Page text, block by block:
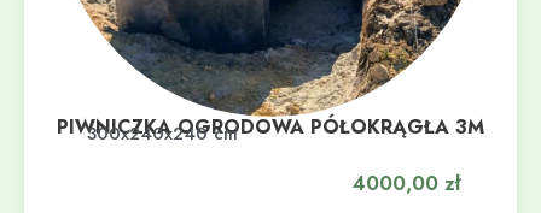
PIWNICZKA OGRODOWA PÓŁOKRĄGŁA 3M
300x240x240 cm
4000,00 zł
Dodaj do koszyka